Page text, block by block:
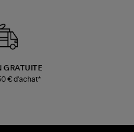
GRATUITE
€ d'achat*